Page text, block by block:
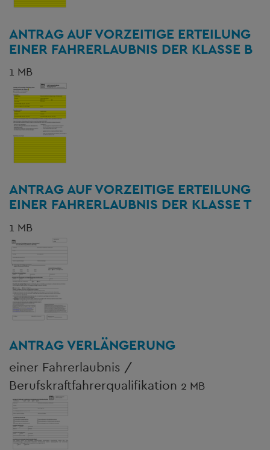
ANTRAG AUF VORZEITIGE ERTEILUNG
EINER FAHRERLAUBNIS DER KLASSE B
1 MB
ANTRAG AUF VORZEITIGE ERTEILUNG
EINER FAHRERLAUBNIS DER KLASSE T
1 MB
ANTRAG VERLÄNGERUNG
einer Fahrerlaubnis /
Berufskraftfahrerqualifikation 2 MB